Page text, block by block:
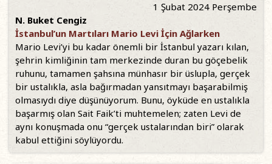
1 Şubat 2024 Perşembe
N. Buket Cengiz
İstanbul’un Martıları Mario Levi İçin Ağlarken
Mario Levi’yi bu kadar önemli bir İstanbul yazarı kılan,
şehrin kimliğinin tam merkezinde duran bu göçebelik
ruhunu, tamamen şahsına münhasır bir üslupla, gerçek
bir ustalıkla, asla bağırmadan yansıtmayı başarabilmiş
olmasıydı diye düşünüyorum. Bunu, öyküde en ustalıkla
başarmış olan Sait Faik’ti muhtemelen; zaten Levi de
aynı konuşmada onu “gerçek ustalarından biri” olarak
kabul ettiğini söylüyordu.